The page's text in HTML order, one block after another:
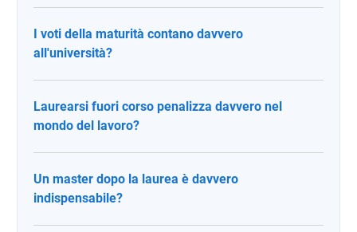
I voti della maturità contano davvero
all'università?
Laurearsi fuori corso penalizza davvero nel
mondo del lavoro?
Un master dopo la laurea è davvero
indispensabile?